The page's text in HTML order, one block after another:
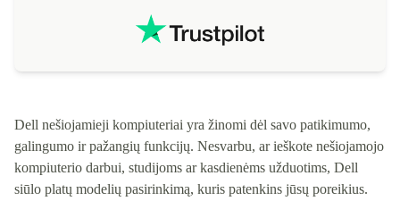
Dell nešiojamieji kompiuteriai yra žinomi dėl savo patikimumo,
galingumo ir pažangių funkcijų. Nesvarbu, ar ieškote nešiojamojo
kompiuterio darbui, studijoms ar kasdienėms užduotims, Dell
siūlo platų modelių pasirinkimą, kuris patenkins jūsų poreikius.